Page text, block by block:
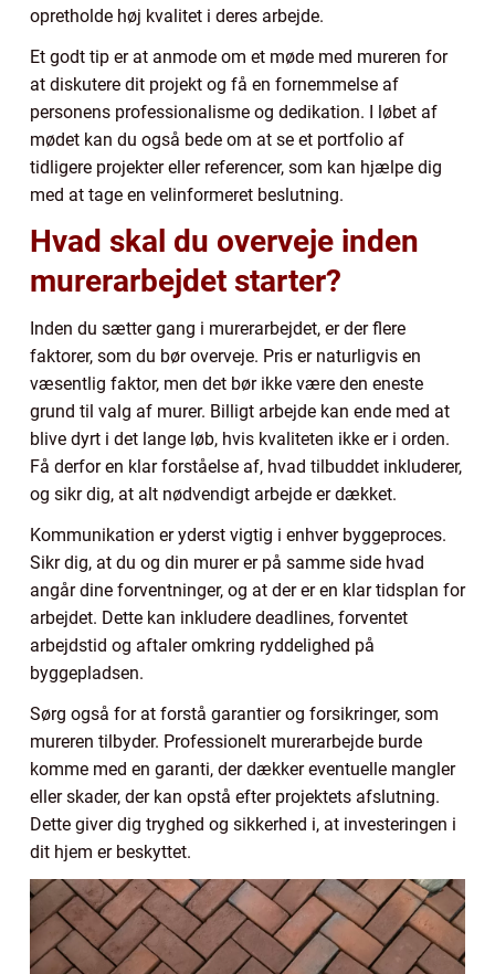
opretholde høj kvalitet i deres arbejde.
Et godt tip er at anmode om et møde med mureren for
at diskutere dit projekt og få en fornemmelse af
personens professionalisme og dedikation. I løbet af
mødet kan du også bede om at se et portfolio af
tidligere projekter eller referencer, som kan hjælpe dig
med at tage en velinformeret beslutning.
Hvad skal du overveje inden
murerarbejdet starter?
Inden du sætter gang i murerarbejdet, er der flere
faktorer, som du bør overveje. Pris er naturligvis en
væsentlig faktor, men det bør ikke være den eneste
grund til valg af murer. Billigt arbejde kan ende med at
blive dyrt i det lange løb, hvis kvaliteten ikke er i orden.
Få derfor en klar forståelse af, hvad tilbuddet inkluderer,
og sikr dig, at alt nødvendigt arbejde er dækket.
Kommunikation er yderst vigtig i enhver byggeproces.
Sikr dig, at du og din murer er på samme side hvad
angår dine forventninger, og at der er en klar tidsplan for
arbejdet. Dette kan inkludere deadlines, forventet
arbejdstid og aftaler omkring ryddelighed på
byggepladsen.
Sørg også for at forstå garantier og forsikringer, som
mureren tilbyder. Professionelt murerarbejde burde
komme med en garanti, der dækker eventuelle mangler
eller skader, der kan opstå efter projektets afslutning.
Dette giver dig tryghed og sikkerhed i, at investeringen i
dit hjem er beskyttet.